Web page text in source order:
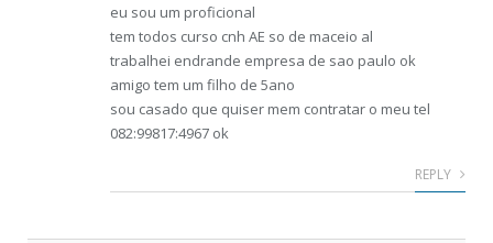
eu sou um proficional
tem todos curso cnh AE so de maceio al
trabalhei endrande empresa de sao paulo ok
amigo tem um filho de 5ano
sou casado que quiser mem contratar o meu tel
082:99817:4967 ok
REPLY